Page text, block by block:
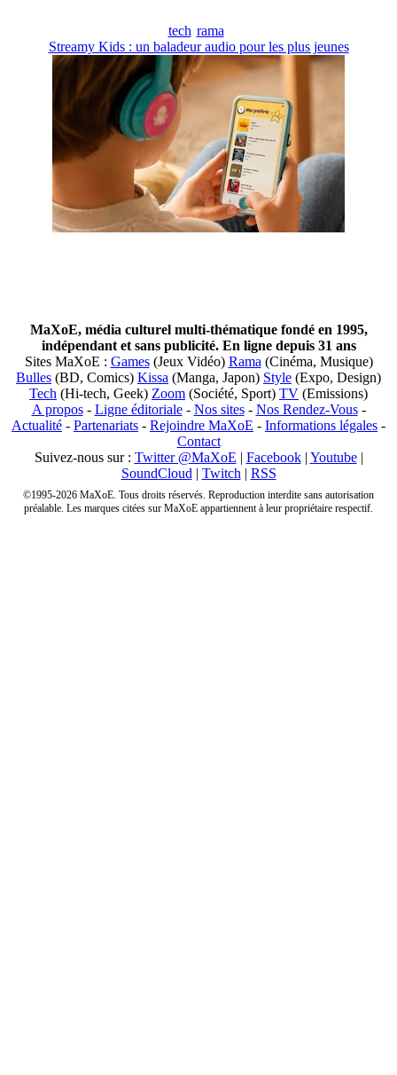
tech rama
Streamy Kids : un baladeur audio pour les plus jeunes
MaXoE, média culturel multi-thématique fondé en 1995,
indépendant et sans publicité. En ligne depuis 31 ans
Sites MaXoE : Games(Jeux Vidéo) Rama (Cinéma, Musique)
Bulles (BD, Comics) Kissa (Manga, Japon) Style (Expo, Design)
Tech (Hi-tech, Geek) Zoom (Société, Sport) TV (Emissions)
A propos- Ligne éditoriale- Nos sites- Nos Rendez-Vous-
Actualité - Partenariats - Rejoindre MaXoE - Informations légales -
Contact
Suivez-nous sur : Twitter @MaXoE | Facebook| Youtube|
SoundCloud | Twitch | RSS
©1995-2026 MaXoE. Tous droits réservés. Reproduction interdite sans autorisation
préalable. Les marques citées sur MaXoE appartiennent à leur propriétaire respectif.